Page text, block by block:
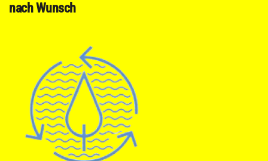
nach Wunsch